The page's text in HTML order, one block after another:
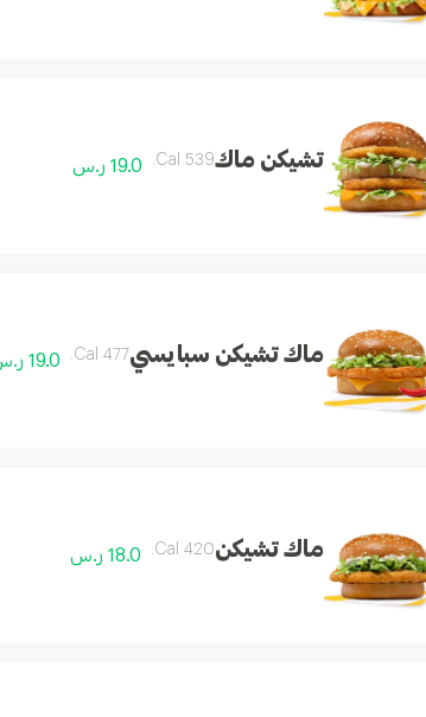
تشيكن ماك539 Cal. 19.0 ر.س
ماك تشيكن سبايسي477 Cal. 19.0 ر.س
ماك تشيكن420 Cal. 18.0 ر.س